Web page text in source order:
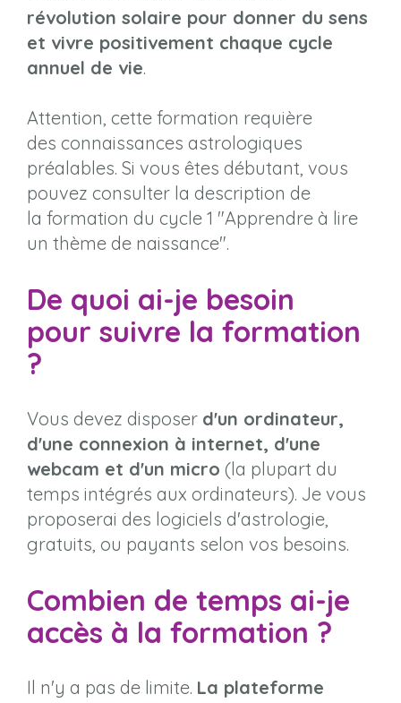
révolution solaire pour donner du sens
et vivre positivement chaque cycle
annuel de vie.
Attention, cette formation requière
des connaissances astrologiques
préalables. Si vous êtes débutant, vous
pouvez consulter la description de
la formation du cycle 1 "Apprendre à lire
un thème de naissance".
De quoi ai-je besoin
pour suivre la formation
?
Vous devez disposer d'un ordinateur,
d'une connexion à internet, d'une
webcam et d'un micro (la plupart du
temps intégrés aux ordinateurs). Je vous
proposerai des logiciels d'astrologie,
gratuits, ou payants selon vos besoins.
Combien de temps ai-je
accès à la formation ?
Il n'y a pas de limite. La plateforme